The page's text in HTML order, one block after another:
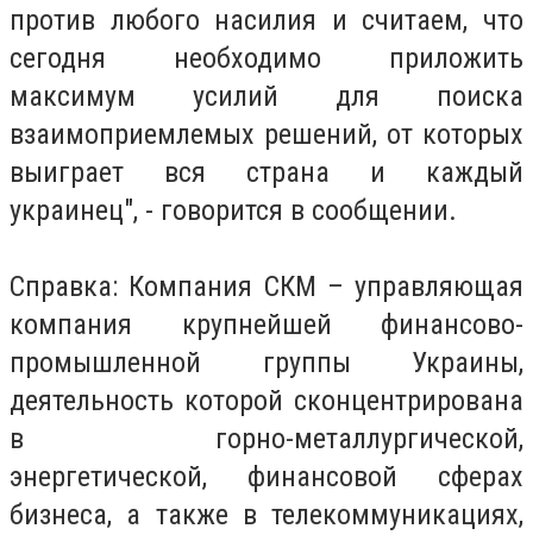
против любого насилия и считаем, что
сегодня необходимо приложить
максимум усилий для поиска
взаимоприемлемых решений, от которых
выиграет вся страна и каждый
украинец", - говорится в сообщении.
Справка: Компания СКМ – управляющая
компания крупнейшей финансово-
промышленной группы Украины,
деятельность которой сконцентрирована
в горно-металлургической,
энергетической, финансовой сферах
бизнеса, а также в телекоммуникациях,